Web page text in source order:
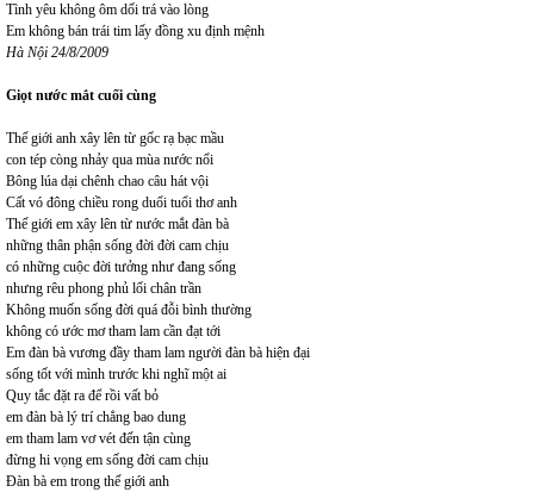
Tình yêu không ôm dối trá vào lòng
Em không bán trái tim lấy đồng xu định mệnh
Hà Nội 24/8/2009
Giọt nước mắt cuối cùng
Thế giới anh xây lên từ gốc rạ bạc mầu
con tép còng nhảy qua mùa nước nổi
Bông lúa dại chênh chao câu hát vội
Cất vó đông chiều rong duổi tuổi thơ anh
Thế giới em xây lên từ nước mắt đàn bà
những thân phận sống đời đời cam chịu
có những cuộc đời tưởng như đang sống
nhưng rêu phong phủ lối chân trần
Không muốn sống đời quá đỗi bình thường
không có ước mơ tham lam cần đạt tới
Em đàn bà vương đầy tham lam người đàn bà hiện đại
sống tốt với mình trước khi nghĩ một ai
Quy tắc đặt ra để rồi vất bỏ
em đàn bà lý trí chẳng bao dung
em tham lam vơ vét đến tận cùng
đừng hi vọng em sống đời cam chịu
Đàn bà em trong thế giới anh